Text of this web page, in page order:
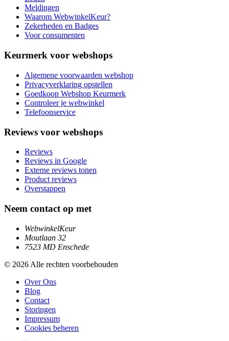
Meldingen
Waarom WebwinkelKeur?
Zekerheden en Badges
Voor consumenten
Keurmerk voor webshops
Algemene voorwaarden webshop
Privacyverklaring opstellen
Goedkoop Webshop Keurmerk
Controleer je webwinkel
Telefoonservice
Reviews voor webshops
Reviews
Reviews in Google
Externe reviews tonen
Product reviews
Overstappen
Neem contact op met
WebwinkelKeur
Moutlaan 32
7523 MD Enschede
© 2026 Alle rechten voorbehouden
Over Ons
Blog
Contact
Storingen
Impressum
Cookies beheren